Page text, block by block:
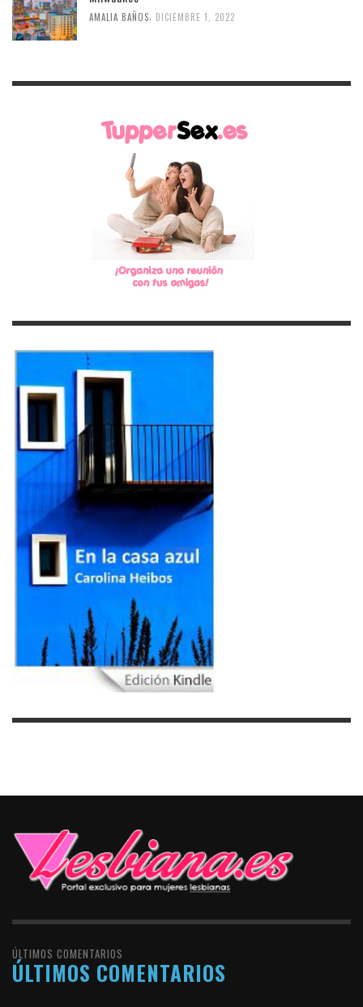
AMALIA BAÑOS DICIEMBRE 1, 2022
ÚLTIMOS COMENTARIOS
ÚLTIMOS COMENTARIOS